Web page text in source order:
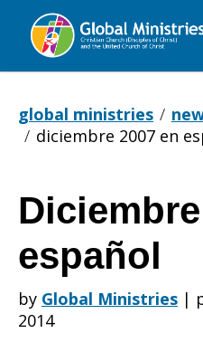
Global
global ministries
diciembre 2007 en
2007
español
by Global Ministries |
2014